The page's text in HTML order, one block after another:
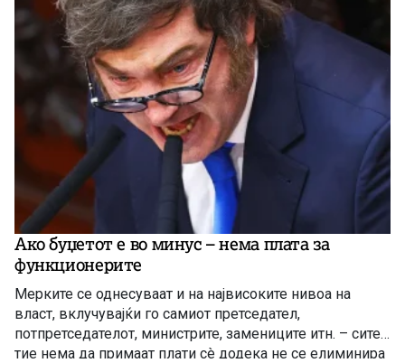
Ако буџетот е во минус – нема плата за
функционерите
Мерките се однесуваат и на највисоките нивоа на
власт, вклучувајќи го самиот претседател,
потпретседателот, министрите, замениците итн. – сите
тие нема да примаат плати сè додека не се елиминира